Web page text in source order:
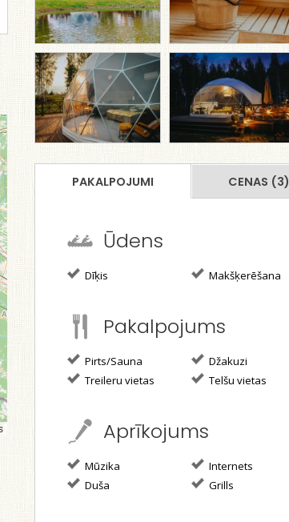
PAKALPOJUMI CENAS (3)
Ūdens
Dīķis Makšķerēšana
Pakalpojums
Pirts/Sauna Džakuzi
Treileru vietas
Telšu vietas
Aprīkojums
Mūzika Internets
Duša
Grills